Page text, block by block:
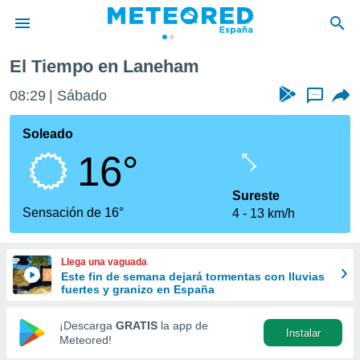
de
por
que se
calidad.
a este
las
y
forma
digital
basada
El Tiempo en Laneham
08:29 Sábado ...
Soleado
16°
Sensación de 16°
Sureste
4
13 km/h
Llega una vaguada
Este fin de semana dejará tormentas con lluvias
fuertes y granizo en España
¡Descarga GRATIS la app de
Meteored!
Instalar